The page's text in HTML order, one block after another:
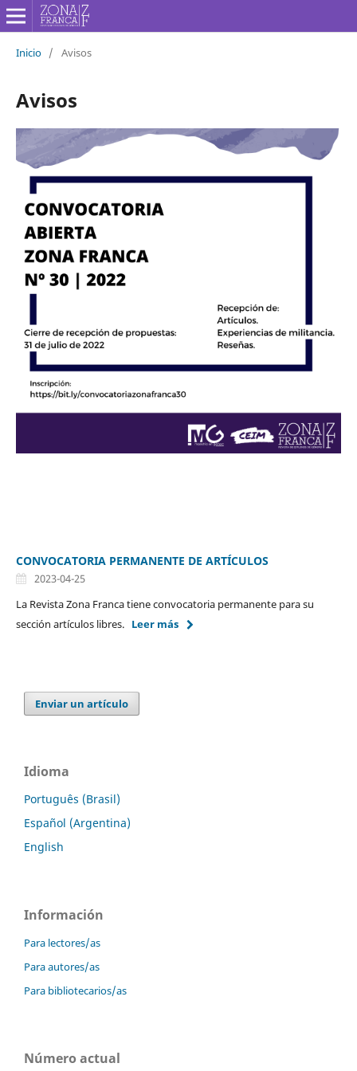
Inicio / Avisos
Avisos
CONVOCATORIA PERMANENTE DE ARTÍCULOS
2023-04-25
La Revista Zona Franca tiene convocatoria permanente para su
sección artículos libres. Leer más
Enviar un artículo
Idioma
Português (Brasil)
Español (Argentina)
English
Información
Para lectores/as
Para autores/as
Para bibliotecarios/as
Número actual